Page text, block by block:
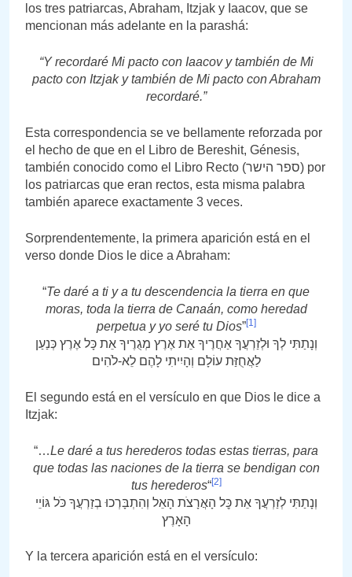
los tres patriarcas, Abraham, Itzjak y Iaacov, que se
mencionan más adelante en la parashá:
“Y recordaré Mi pacto con Iaacov y también de Mi
pacto con Itzjak y también de Mi pacto con Abraham
recordaré.”
Esta correspondencia se ve bellamente reforzada por
el hecho de que en el Libro de Bereshit, Génesis,
también conocido como el Libro Recto (ספר הישר) por
los patriarcas que eran rectos, esta misma palabra
también aparece exactamente 3 veces.
Sorprendentemente, la primera aparición está en el
verso donde Dios le dice a Abraham:
“Te daré a ti y a tu descendencia la tierra en que
moras, toda la tierra de Canaán, como heredad
perpetua y yo seré tu Dios”[1]
וְנָתַתִּי לְךָ וּלְזַרְעֲךָ אַחֲרֶיךָ אֵת אֶרֶץ מְגֻרֶיךָ אֵת כָּל אֶרֶץ כְּנַעַן
לַאֲחֻזַּת עוֹלָם וְהָיִיתִי לָהֶם לֵא-לֹהִים
El segundo está en el versículo en que Dios le dice a
Itzjak:
“…Le daré a tus herederos todas estas tierras, para
que todas las naciones de la tierra se bendigan con
tus herederos“[2]
וְנָתַתִּי לְזַרְעֲךָ אֵת כׇּל הָאֲרָצֹת הָאֵל וְהִתְבָּרְכוּ בְזַרְעֲךָ כֹּל גּוֹיֵי
הָאָרֶץ
Y la tercera aparición está en el versículo: